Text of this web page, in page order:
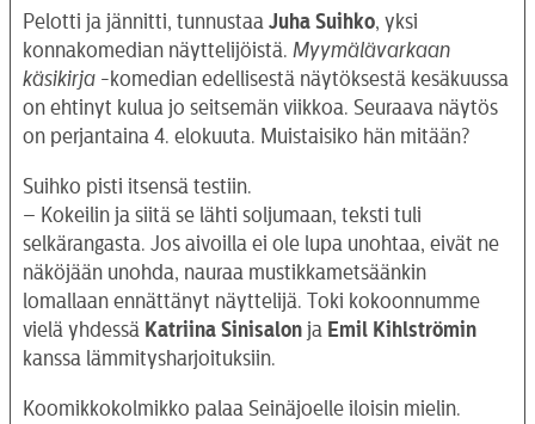
Pelotti ja jännitti, tunnustaa Juha Suihko, yksi
konnakomedian näyttelijöistä. Myymälävarkaan
käsikirja -komedian edellisestä näytöksestä kesäkuussa
on ehtinyt kulua jo seitsemän viikkoa. Seuraava näytös
on perjantaina 4. elokuuta. Muistaisiko hän mitään?
Suihko pisti itsensä testiin.
– Kokeilin ja siitä se lähti soljumaan, teksti tuli
selkärangasta. Jos aivoilla ei ole lupa unohtaa, eivät ne
näköjään unohda, nauraa mustikkametsäänkin
lomallaan ennättänyt näyttelijä. Toki kokoonnumme
vielä yhdessä Katriina Sinisalon ja Emil Kihlströmin
kanssa lämmitysharjoituksiin.
Koomikkokolmikko palaa Seinäjoelle iloisin mielin.